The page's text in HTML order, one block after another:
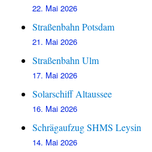
22. Mai 2026
Straßenbahn Potsdam
21. Mai 2026
Straßenbahn Ulm
17. Mai 2026
Solarschiff Altaussee
16. Mai 2026
Schrägaufzug SHMS Leysin
14. Mai 2026